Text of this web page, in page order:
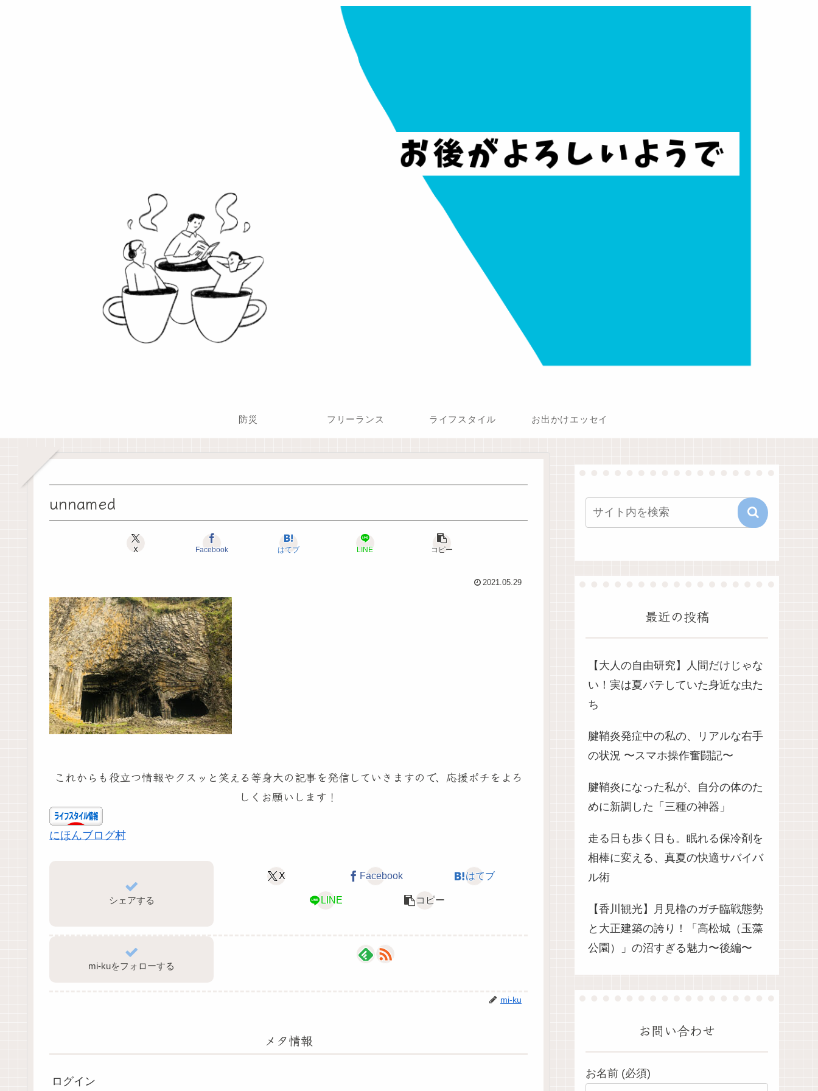
防災 フリーランス ライフスタイル お出かけエッセイ
unnamed
X Facebook はてブ LINE コピー
2021.05.29
これからも役立つ情報やクスッと笑える等身大の記事を発信していきますので、応援ポチをよろ
しくお願いします！
にほんブログ村
シェアする
X Facebook はてブ
LINE コピー
mi-kuをフォローする
mi-ku
メタ情報
ログイン
最近の投稿
【大人の自由研究】人間だけじゃな
い！実は夏バテしていた身近な虫た
ち
腱鞘炎発症中の私の、リアルな右手
の状況 〜スマホ操作奮闘記〜
腱鞘炎になった私が、自分の体のた
めに新調した「三種の神器」
走る日も歩く日も。眠れる保冷剤を
相棒に変える、真夏の快適サバイバ
ル術
【香川観光】月見櫓のガチ臨戦態勢
と大正建築の誇り！「高松城（玉藻
公園）」の沼すぎる魅力〜後編〜
お問い合わせ
お名前 (必須)